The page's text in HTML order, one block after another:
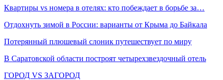
Квартиры vs номера в отелях: кто побеждает в борьбе за…
Отдохнуть зимой в России: варианты от Крыма до Байкала
Потерянный плюшевый слоник путешествует по миру
В Саратовской области построят четырехзвездочный отель
ГОРОД VS ЗАГОРОД